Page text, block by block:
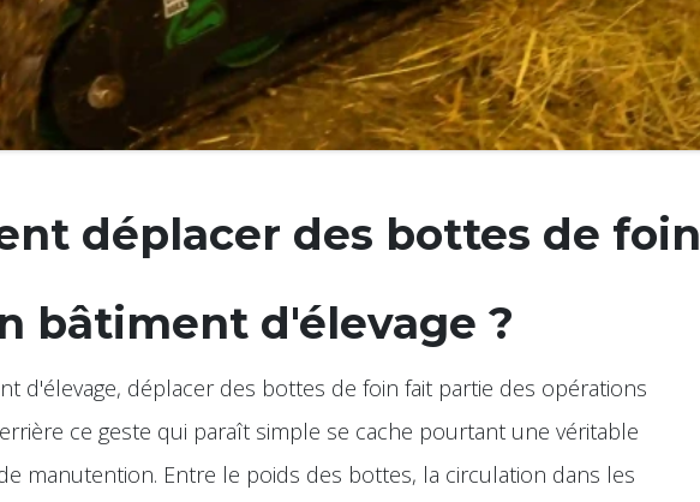
déplacer des bottes de foin
bâtiment d'élevage ?
d'élevage, déplacer des bottes de foin fait partie des opérations
ce geste qui paraît simple se cache pourtant une véritable
manutention. Entre le poids des bottes, la circulation dans les